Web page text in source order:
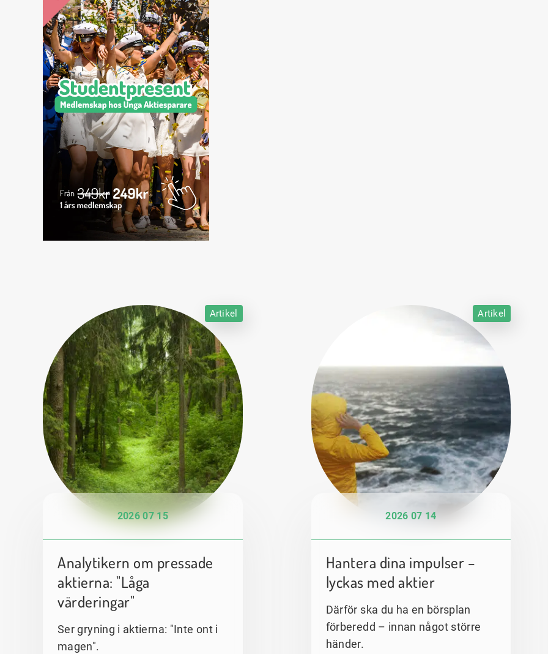
Artikel
2026 07 15
Analytikern om pressade
aktierna: "Låga
värderingar"
Ser gryning i aktierna: "Inte ont i
magen".
Artikel
2026 07 14
Hantera dina impulser –
lyckas med aktier
Därför ska du ha en börsplan
förberedd – innan något större
händer.